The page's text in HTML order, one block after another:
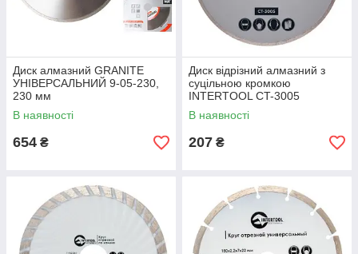
Диск алмазний GRANITE
УНІВЕРСАЛЬНИЙ 9-05-230,
230 мм
В наявності
654 ₴
Диск відрізний алмазний з
суцільною кромкою
INTERTOOL CT-3005
В наявності
207 ₴